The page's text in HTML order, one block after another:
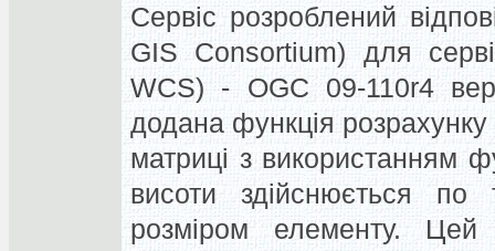
Сервіс розроблений
GIS Consortium) для
WCS) - OGC 09-110r4
додана функція розрахунку
матриці з використанням
висоти здійснюється
розміром елементу. Цей